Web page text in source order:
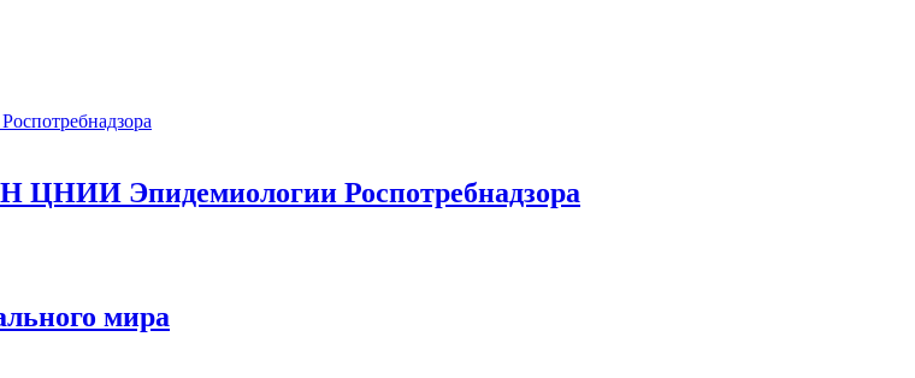
ЦНИИ Эпидемиологии Роспотребнадзора
мира